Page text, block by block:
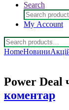
Search
Search
for:
My Account
Search
for:
HomeНовини
Power Deal
коментар